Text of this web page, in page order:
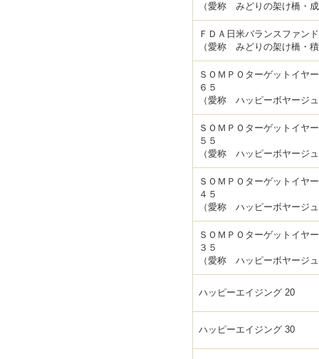
（愛称 みどりの架け橋・
ＦＤＡ日米バランスファ
（愛称 みどりの架け橋・
ＳＯＭＰＯターゲットイヤ
６５
（愛称 ハッピーボヤージ
ＳＯＭＰＯターゲットイヤ
５５
（愛称 ハッピーボヤージ
ＳＯＭＰＯターゲットイヤ
４５
（愛称 ハッピーボヤージ
ＳＯＭＰＯターゲットイヤ
３５
（愛称 ハッピーボヤージ
ハッピーエイジング 20
ハッピーエイジング 30